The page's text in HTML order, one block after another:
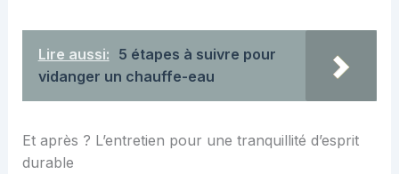
Lire aussi: 5 étapes à suivre pour
vidanger un chauffe-eau
Et après ? L’entretien pour une tranquillité d’esprit
durable